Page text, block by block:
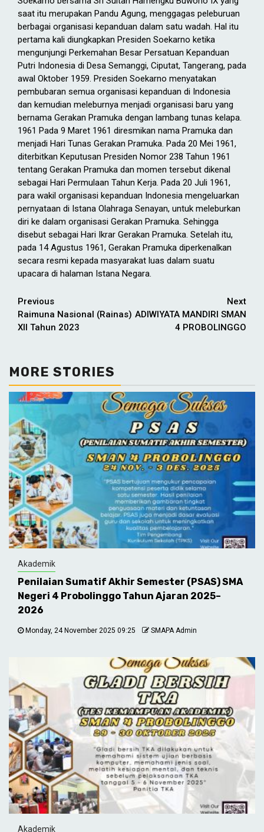
saat itu merupakan Pandu Agung, menggagas peleburuan
berbagai organisasi kepanduan dalam satu wadah. Hal itu
pertama kali diungkapkan Presiden Soekarno ketika
mengunjungi Perkemahan Besar Persatuan Kepanduan
Putri Indonesia di Desa Semanggi, Ciputat, Tangerang, pada
awal Oktober 1959. Presiden Soekarno menyatakan
pembubaran semua organisasi kepanduan di Indonesia
dan kemudian meleburnya menjadi organisasi baru yang
bernama Gerakan Pramuka dengan lambang tunas kelapa.
1961 Pada 9 Maret 1961 diresmikan nama Pramuka dan
menjadi Hari Tunas Gerakan Pramuka. Pada 20 Mei 1961,
diterbitkan Keputusan Presiden Nomor 238 Tahun 1961
tentang Gerakan Pramuka dan momen tersebut dikenal
sebagai Hari Permulaan Tahun Kerja. Pada 20 Juli 1961,
para wakil organisasi kepanduan Indonesia mengeluarkan
pernyataan di Istana Olahraga Senayan, untuk meleburkan
diri ke dalam organisasi Gerakan Pramuka. Sehingga
disebut sebagai Hari Ikrar Gerakan Pramuka. Setelah itu,
pada 14 Agustus 1961, Gerakan Pramuka diperkenalkan
secara resmi kepada masyarakat luas dalam suatu
upacara di halaman Istana Negara.
Continue
Reading
Previous
Raimuna Nasional (Rainas)
XII Tahun 2023
Next
ADIWIYATA MANDIRI SMAN
4 PROBOLINGGO
MORE STORIES
Akademik
Penilaian Sumatif Akhir Semester (PSAS) SMA
Negeri 4 Probolinggo Tahun Ajaran 2025–
2026
Monday, 24 November 2025 09:25 SMAPA Admin
Akademik